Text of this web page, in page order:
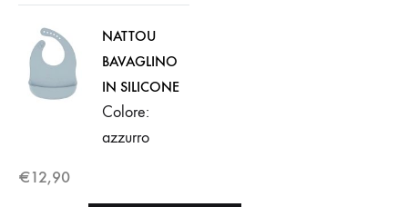
NATTOU
BAVAGLINO
IN SILICONE
Colore:
azzurro
€12,90